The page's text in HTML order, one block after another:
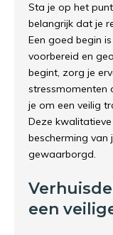
Sta je op het
belangrijk dat je
Een goed begin
voorbereid en
begint, zorg je
stressmomenten
je om een veilig
Deze
bescherming
gewaarborgd.
een